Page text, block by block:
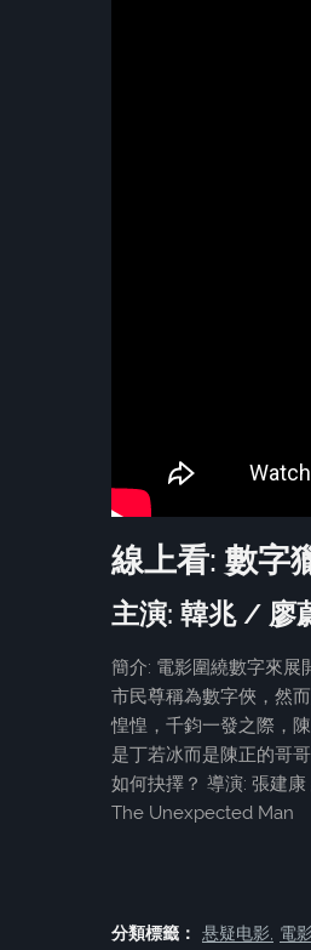
線上看: 數字
主演: 韓兆 /
簡介: 電影圍繞數字來展
市民尊稱為數字俠，然
惶惶，千鈞一發之際，
是丁若冰而是陳正的哥
如何抉擇？ 導演: 張建
The Unexpected Man
分類標籤： 悬疑电影 電影